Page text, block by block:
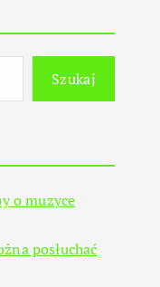
Szukaj
o muzyce
posłuchać